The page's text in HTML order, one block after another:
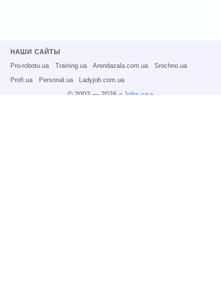
НАШИ САЙТЫ
Pro-robotu.ua Training.ua Arendazala.com.ua Srochno.ua
Profi.ua Personal.ua Ladyjob.com.ua
© 2002 — 2026 « Jobs.ua»